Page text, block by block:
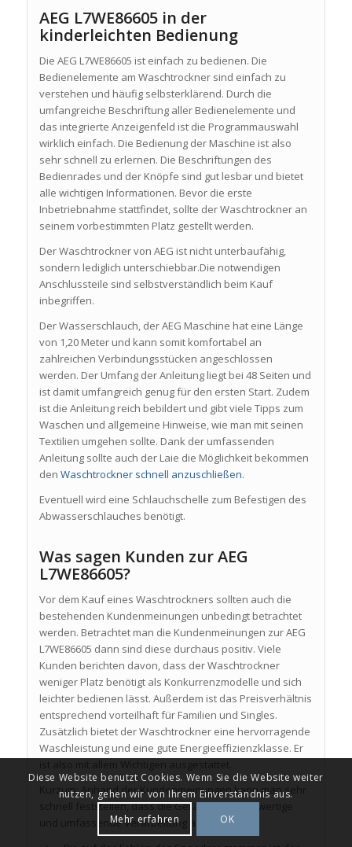
AEG L7WE86605 in der
kinderleichten Bedienung
Die AEG L7WE86605 ist einfach zu bedienen. Die
Bedienelemente am Waschtrockner sind einfach zu
verstehen und häufig selbsterklärend. Durch die
umfangreiche Beschriftung aller Bedienelemente und
das integrierte Anzeigenfeld ist die Programmauswahl
wirklich einfach. Die Bedienung der Maschine ist also
sehr schnell zu erlernen. Die Beschriftungen des
Bedienrades und der Knöpfe sind gut lesbar und bietet
alle wichtigen Informationen. Bevor die erste
Inbetriebnahme stattfindet, sollte der Waschtrockner an
seinem vorbestimmten Platz gestellt werden.
Der Waschtrockner von AEG ist nicht unterbaufähig,
sondern lediglich unterschiebbar.Die notwendigen
Anschlussteile sind selbstverständlich beim Kauf
inbegriffen.
Der Wasserschlauch, der AEG Maschine hat eine Länge
von 1,20 Meter und kann somit komfortabel an
zahlreichen Verbindungsstücken angeschlossen
werden. Der Umfang der Anleitung liegt bei 48 Seiten und
ist damit umfangreich genug für den ersten Start. Zudem
ist die Anleitung reich bebildert und gibt viele Tipps zum
Waschen und allgemeine Hinweise, wie man mit seinen
Textilien umgehen sollte. Dank der umfassenden
Anleitung sollte auch der Laie die Möglichkeit bekommen
den Waschtrockner schnell anzuschließen.
Eventuell wird eine Schlauchschelle zum Befestigen des
Abwasserschlauches benötigt.
Was sagen Kunden zur AEG
L7WE86605?
Vor dem Kauf eines Waschtrockners sollten auch die
bestehenden Kundenmeinungen unbedingt betrachtet
werden. Betrachtet man die Kundenmeinungen zur AEG
L7WE86605 dann sind diese durchaus positiv. Viele
Kunden berichten davon, dass der Waschtrockner
weniger Platz benötigt als Konkurrenzmodelle und sich
leichter bedienen lässt. Außerdem ist das Preisverhältnis
entsprechend vorteilhaft für Familien und Singles.
Zusätzlich bietet der Waschtrockner eine hervorragende
Waschleistung und eine gute Energieeffizienzklasse. Er
Kurzum: Anhand der Kundenmeinungen kann man sehr
schnell feststellen, dass die Geräte eine hochwertige
und umfassende Verarbeitung aufweisen.
Diese Website benutzt Cookies. Wenn Sie die Website weiter
nutzen, gehen wir von Ihrem Einverständnis aus.
Mehr erfahren
OK